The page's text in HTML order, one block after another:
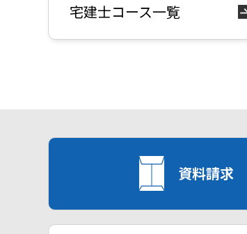
宅建士コース一覧
資料請求